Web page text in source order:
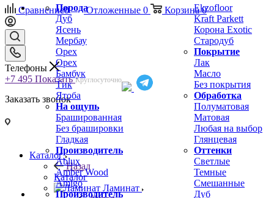
Порода
Дуб
Ясень
Мербау
Орех
Орех
Бамбук
Тик
Ятоба
На ощупь
Брашированная
Без брашировки
Гладкая
Производитель
Ablux
Amber Wood
Amigo
Ekzofloor
Kraft Parkett
Корона Exotic
Стародуб
Покрытие
Лак
Масло
Без покрытия
Обработка
Полуматовая
Матовая
Любая на выбор
Глянцевая
Оттенки
Светлые
Темные
Смешанные
Производитель
Дуб
Сравнение0 Отложенные 0 Корзина 0
Телефоны
+7 495 Показать Круглосуточно
Заказать звонок
Каталог
Назад
Каталог
Ламинат